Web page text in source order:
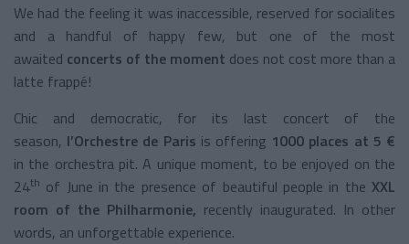
We had the feeling it was inaccessible, reserved for socialites
and a handful of happy few, but one of the most
awaited concerts of the moment does not cost more than a
latte frappé!
Chic and democratic, for its last concert of the
season, l’Orchestre de Paris is offering 1000 places at 5 €
in the orchestra pit. A unique moment, to be enjoyed on the
24th of June in the presence of beautiful people in the XXL
room of the Philharmonie, recently inaugurated. In other
words, an unforgettable experience.